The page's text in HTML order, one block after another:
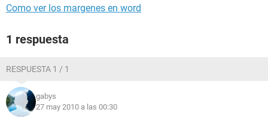
Como ver los margenes en word
1 respuesta
RESPUESTA 1 / 1
gabys
27 may 2010 a las 00:30